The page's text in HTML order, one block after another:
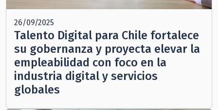
26/09/2025
Talento Digital para Chile fortalece
su gobernanza y proyecta elevar la
empleabilidad con foco en la
industria digital y servicios
globales